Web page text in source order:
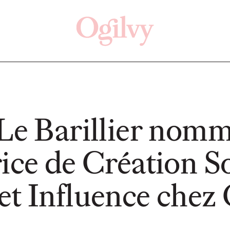
Barillier
de Création
Influence chez
Click here
LIRE LIRE